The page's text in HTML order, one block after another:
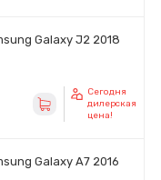
Galaxy J2 2018
Сегодня
дилерская
цена!
Galaxy A7 2016